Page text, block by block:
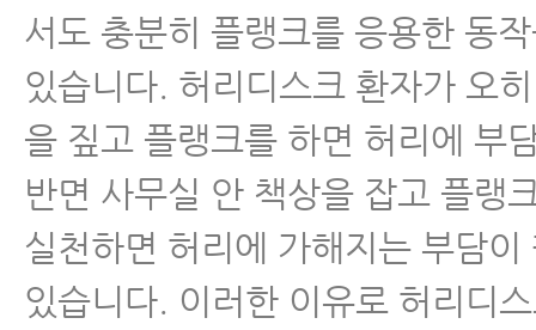
서도 충분히 플랭크를 응용한 동
있습니다. 허리디스크 환자가 오
을 짚고 플랭크를 하면 허리에 부
반면 사무실 안 책상을 잡고 플랭
실천하면 허리에 가해지는 부담이
있습니다. 이러한 이유로 허리디